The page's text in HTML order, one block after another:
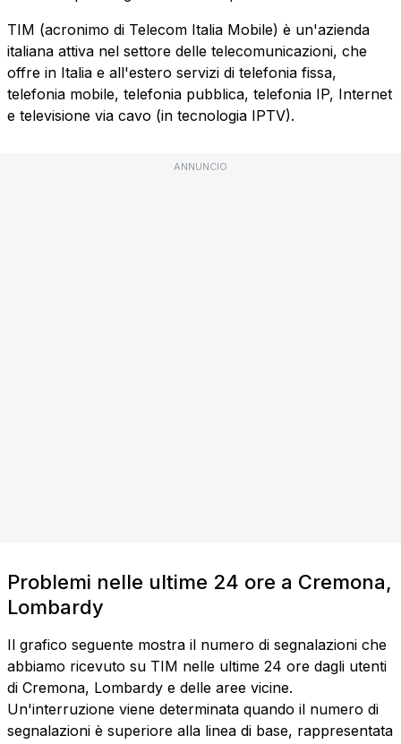
TIM (acronimo di Telecom Italia Mobile) è un'azienda
italiana attiva nel settore delle telecomunicazioni, che
offre in Italia e all'estero servizi di telefonia fissa,
telefonia mobile, telefonia pubblica, telefonia IP, Internet
e televisione via cavo (in tecnologia IPTV).
ANNUNCIO
Problemi nelle ultime 24 ore a Cremona,
Lombardy
Il grafico seguente mostra il numero di segnalazioni che
abbiamo ricevuto su TIM nelle ultime 24 ore dagli utenti
di Cremona, Lombardy e delle aree vicine.
Un'interruzione viene determinata quando il numero di
segnalazioni è superiore alla linea di base, rappresentata